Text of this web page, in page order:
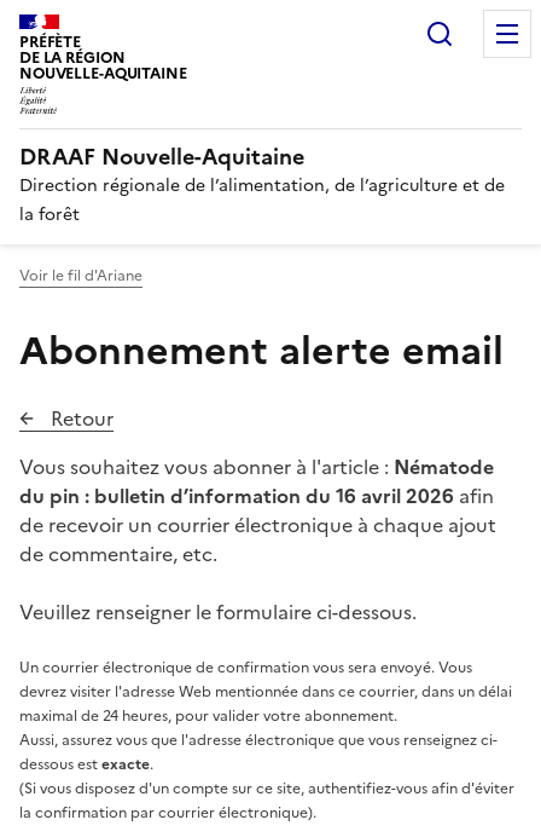
PRÉFÈTE
DE LA RÉGION
NOUVELLE-AQUITAINE
DRAAF Nouvelle-Aquitaine
Direction régionale de l’alimentation, de l’agriculture et de
la forêt
Voir le fil d'Ariane
Abonnement alerte email
Retour
Vous souhaitez vous abonner à l'article : Nématode
du pin : bulletin d’information du 16 avril 2026 afin
de recevoir un courrier électronique à chaque ajout
de commentaire, etc.
Veuillez renseigner le formulaire ci-dessous.
Un courrier électronique de confirmation vous sera envoyé. Vous
devrez visiter l'adresse Web mentionnée dans ce courrier, dans un délai
maximal de 24 heures, pour valider votre abonnement.
Aussi, assurez vous que l'adresse électronique que vous renseignez ci-
dessous estexacte.
(Si vous disposez d'un compte sur ce site, authentifiez-vous afin d'éviter
la confirmation par courrier électronique).